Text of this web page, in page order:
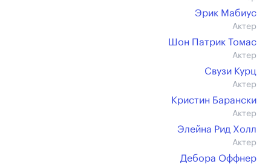
Эрик Мабиус
Актер
Шон Патрик Томас
Актер
Свузи Курц
Актер
Кристин Барански
Актер
Элейна Рид Холл
Актер
Дебора Оффнер